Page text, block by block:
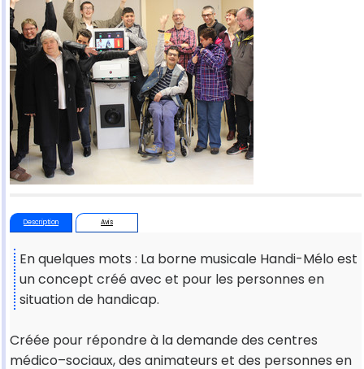
Description Avis
En quelques mots : La borne musicale Handi-Mélo est
un concept créé avec et pour les personnes en
situation de handicap.
Créée pour répondre à la demande des centres
médico–sociaux, des animateurs et des personnes en